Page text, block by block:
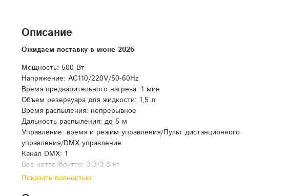
Описание
Ожидаем поставку в июне 2026
Мощность: 500 Вт
Напряжение: AC110/220V/50-60Hz
Время предварительного нагрева: 1 мин
Объем резервуара для жидкости: 1,5 л
Время распыления: непрерывное
Дальность распыления: до 5 м
Управление: время и режим управления/Пульт дистанционного
управления/DMX управление
Канал DMX: 1
Вес нетто/брутто: 3,3/3,8 кг
Размер и вес устройства: 3,3кг, 25*16*25 см
Показать полностью